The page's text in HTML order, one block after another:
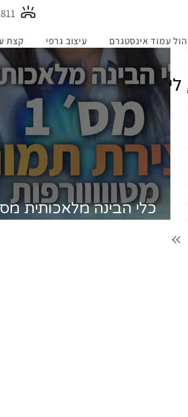
|
עמוד אינסטגרם עיצוב גרפי קצת
ליישם!
כלי הבינה מלאכותית מס'